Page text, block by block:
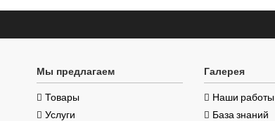
Мы предлагаем
Товары
Услуги
Галерея
Наши работы
База знаний